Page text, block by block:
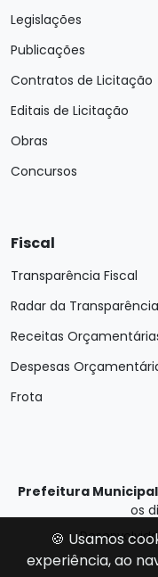
Legislações
Publicações
Contratos de Licitação
Editais de Licitação
Obras
Concursos
Fiscal
Transparência Fiscal
Radar da Transparência
Receitas
Despesas
Frota
Prefeitura
os
🍪 Usamos
experiência, ao